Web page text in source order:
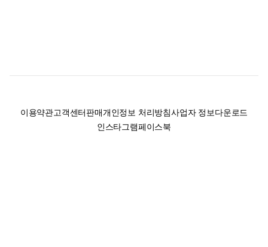
이용약관고객센터판매개인정보 처리방침사업자 정보다운로드
인스타그램페이스북